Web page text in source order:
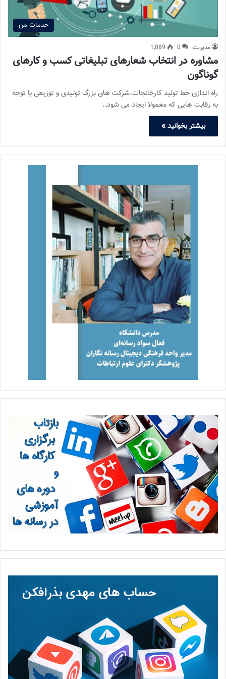
خدمات من
مدیریت 0
1,089
مشاوره در انتخاب شعارهای تبلیغاتی کسب و کارهای
گوناگون
راه اندازی خط تولید کارخانجات،شرکت های بزرگ تولیدی و توزیعی با توجه
به رقابت هایی که معمولا ایجاد می شود…
بیشتر بخوانید »